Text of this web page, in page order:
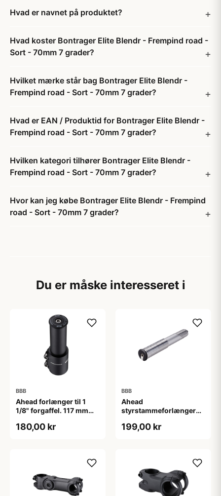
Hvad er navnet på produktet?
Hvad koster Bontrager Elite Blendr - Frempind road -
Sort - 70mm 7 grader?
Hvilket mærke står bag Bontrager Elite Blendr -
Frempind road - Sort - 70mm 7 grader?
Hvad er EAN / Produktid for Bontrager Elite Blendr -
Frempind road - Sort - 70mm 7 grader?
Hvilken kategori tilhører Bontrager Elite Blendr -
Frempind road - Sort - 70mm 7 grader?
Hvor kan jeg købe Bontrager Elite Blendr - Frempind
road - Sort - 70mm 7 grader?
Du er måske interesseret i
BBB
Ahead forlænger til 1
1/8" forgaffel. 117 mm
180,00 kr
BBB
Ahead
styrstammeforlænger
199,00 kr